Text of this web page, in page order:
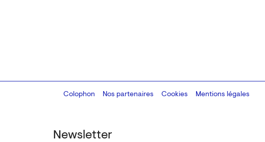
Newsletter
Colophon
Design:Marcel Kaczmarek, code:8080.studio
Nos partenaires Cookies Mentions légales